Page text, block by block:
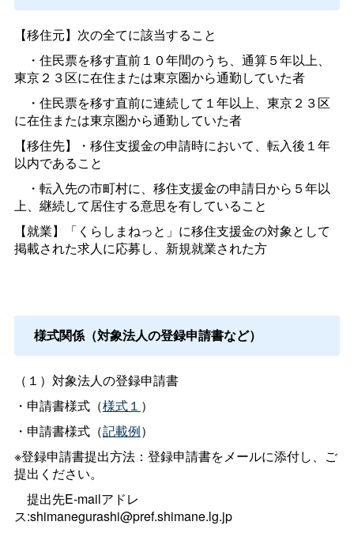
【移住元】次の全てに該当すること
・住民票を移す直前１０年間のうち、通算５年以上、
東京２３区に在住または東京圏から通勤していた者
・住民票を移す直前に連続して１年以上、東京２３区
に在住または東京圏から通勤していた者
【移住先】・移住支援金の申請時において、転入後１年
以内であること
・転入先の市町村に、移住支援金の申請日から５年以
上、継続して居住する意思を有していること
【就業】「くらしまねっと」に移住支援金の対象として
掲載された求人に応募し、新規就業された方
様式関係（対象法人の登録申請書など）
（１）対象法人の登録申請書
・申請書様式（様式１ ）
・申請書様式（記載例）
※登録申請書提出方法：登録申請書をメールに添付し、ご
提出ください。
提出先E-mailアドレ
ス:shimanegurashi@pref.shimane.lg.jp